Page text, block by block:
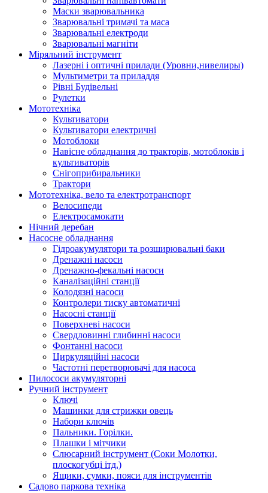
Маски зварювальника
Зварювальні тримачі та маса
Зварювальні електроди
Зварювальні магніти
Міряльний інструмент
Лазерні і оптичні прилади (Уровни,нивелиры)
Мультиметри та приладдя
Рівні Будівельні
Рулетки
Мототехніка
Культиватори
Культиватори електричні
Мотоблоки
Навісне обладнання до тракторів, мотоблоків і
культиваторів
Снігоприбиральники
Трактори
Мототехніка, вело та електротранспорт
Велосипеди
Електросамокати
Нічний деребан
Насосне обладнання
Гідроакумулятори та розширювальні баки
Дренажні насоси
Дренажно-фекальні насоси
Каналізаційні станції
Колодязні насоси
Контролери тиску автоматичні
Насосні станції
Поверхневі насоси
Свердловинні глибинні насоси
Фонтанні насоси
Циркуляційні насоси
Частотні перетворювачі для насоса
Пилососи акумуляторні
Ручний інструмент
Ключі
Машинки для стрижки овець
Набори ключів
Пальники. Горілки.
Плашки і мітчики
Слюсарний інструмент (Соки Молотки,
плоскогубці ітд.)
Ящики, сумки, пояси для інструментів
Садово паркова техніка